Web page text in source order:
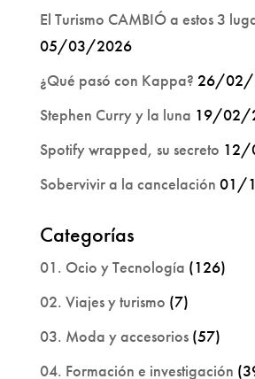
El Turismo CAMBIÓ a estos 3
05/03/2026
¿Qué pasó con Kappa? 26/02/
Stephen Curry y la luna 19/02/
Spotify wrapped, su secreto 12/
Sobervivir a la cancelación 01/
Categorías
01. Ocio y Tecnología (126)
02. Viajes y turismo (7)
03. Moda y accesorios(57)
04. Formación e investigación